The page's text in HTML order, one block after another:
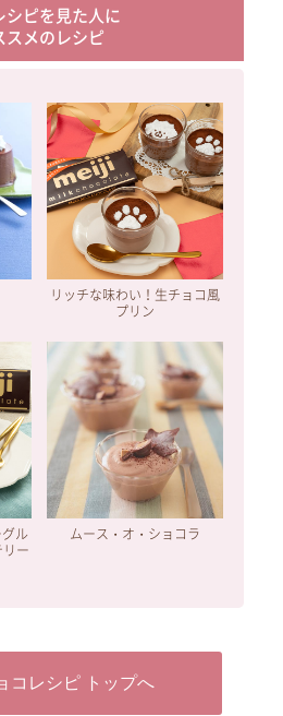
シピを見た人に
スメのレシピ
リッチな味わい！生チョコ風
プリン
ル
リー
ムース・オ・ショコラ
コレシピ トップへ